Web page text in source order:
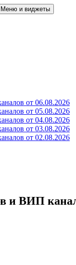
Меню и виджеты
от 06.08.2026
от 05.08.2026
от 04.08.2026
от 03.08.2026
от 02.08.2026
и ВИП